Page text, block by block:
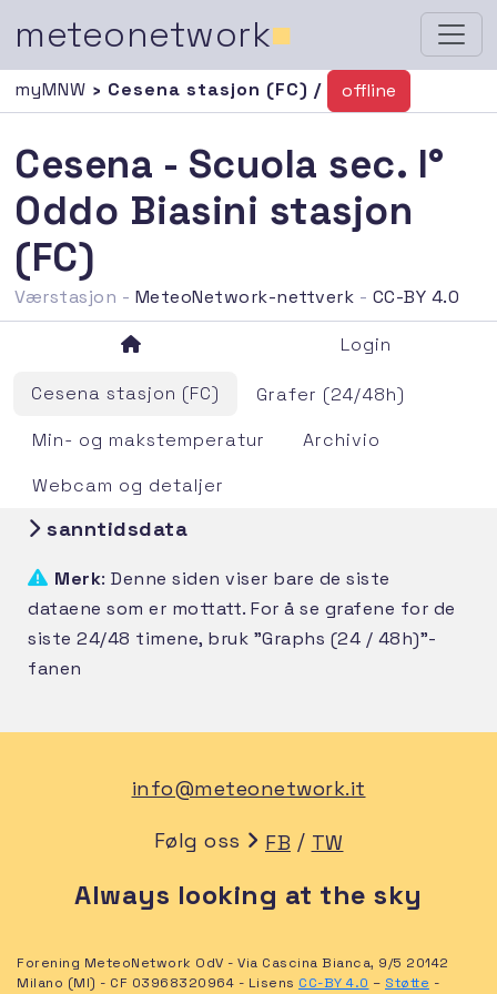
meteonetwork■
myMNW › Cesena stasjon (FC) / offline
Cesena - Scuola sec. I°
Oddo Biasini stasjon
(FC)
Værstasjon - MeteoNetwork-nettverk - CC-BY 4.0
Login
Cesena stasjon (FC)
Grafer (24/48h)
Min- og makstemperatur
Archivio
Webcam og detaljer
sanntidsdata
Merk: Denne siden viser bare de siste
dataene som er mottatt. For å se grafene for de
siste 24/48 timene, bruk "Graphs (24 / 48h)"-
fanen
info@meteonetwork.it
Følg oss FB / TW
Always looking at the sky
Forening MeteoNetwork OdV - Via Cascina Bianca, 9/5 20142
Milano (MI) - CF 03968320964 - Lisens CC-BY 4.0 – Støtte -